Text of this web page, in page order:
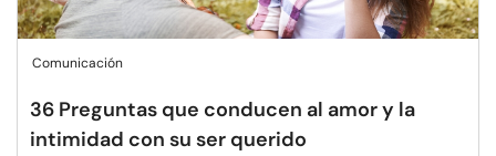
Comunicación
36 Preguntas que conducen al amor y la
intimidad con su ser querido